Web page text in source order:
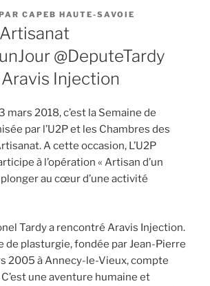
CAPEB HAUTE-SAVOIE
@DeputeTardy
Injection
mars 2018, c’est la Semaine de
par l’U2P et les Chambres des
A cette occasion, L’U2P
à l’opération « Artisan d’un
au cœur d’une activité
Tardy a rencontré Aravis Injection.
de plasturgie, fondée par Jean-Pierre
2005 à Annecy-le-Vieux, compte
une aventure humaine et